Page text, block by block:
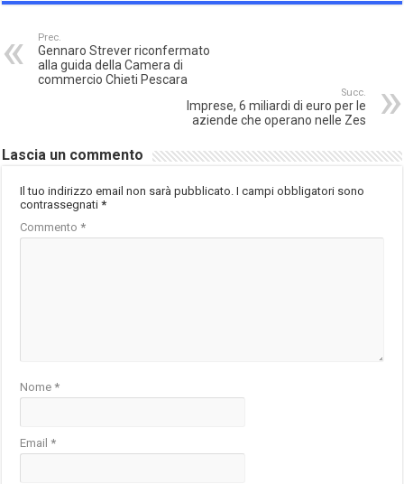
Prec.
Gennaro Strever riconfermato
alla guida della Camera di
commercio Chieti Pescara
Succ.
Imprese, 6 miliardi di euro per le
aziende che operano nelle Zes
Lascia un commento
Il tuo indirizzo email non sarà pubblicato. I campi obbligatori sono
contrassegnati*
Commento*
Nome*
Email*